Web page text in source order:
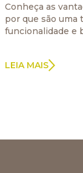
Conheça as
por que são uma
funcionalidade e
LEIA MAIS